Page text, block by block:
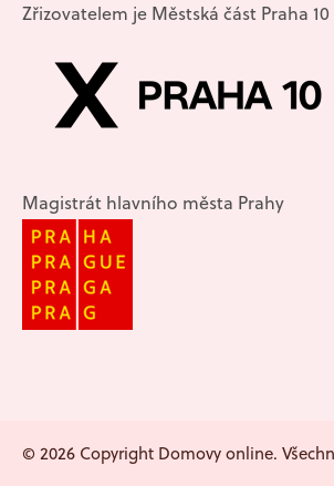
Zřizovatelem je Městská část Praha 10
Magistrát hlavního města Prahy
© 2026 Copyright Domovy online.